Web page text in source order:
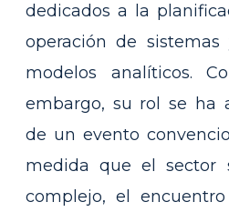
dedicados a la
operación de
modelos analíticos.
embargo, su rol se ha
de un evento
medida que el sector
complejo, el